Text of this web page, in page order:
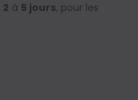
2 à 5 jours, pour les